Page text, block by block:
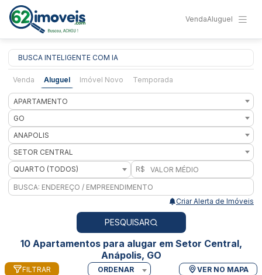
VendaAluguel
BUSCA INTELIGENTE COM IA
Venda Aluguel Imóvel Novo Temporada
APARTAMENTO
GO
ANAPOLIS
SETOR CENTRAL
QUARTO (TODOS)
R$
Criar Alerta de Imóveis
PESQUISAR
10 Apartamentos para alugar em Setor Central,
Anápolis, GO
FILTRAR ORDENAR VER NO MAPA